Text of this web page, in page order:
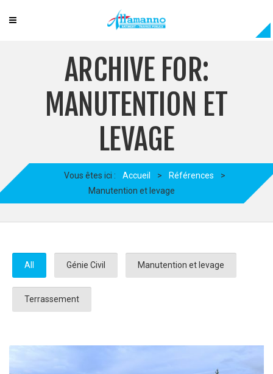
ARCHIVE FOR:
MANUTENTION ET
LEVAGE
Vous êtes ici : Accueil > Références
>
Manutention et levage
All Génie Civil Manutention et levage
Terrassement